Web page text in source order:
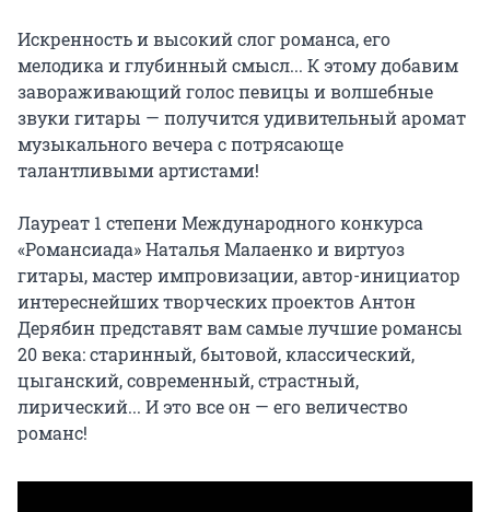
Искренность и высокий слог романса, его
мелодика и глубинный смысл... К этому добавим
завораживающий голос певицы и волшебные
звуки гитары — получится удивительный аромат
музыкального вечера с потрясающе
талантливыми артистами!
Лауреат 1 степени Международного конкурса
«Романсиада» Наталья Малаенко и виртуоз
гитары, мастер импровизации, автор-инициатор
интереснейших творческих проектов Антон
Дерябин представят вам самые лучшие романсы
20 века: старинный, бытовой, классический,
цыганский, современный, страстный,
лирический... И это все он — его величество
романс!